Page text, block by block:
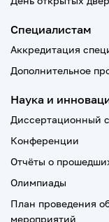
Специалистам
Аккредитация
Дополнительное
Наука и
Диссертационный
Конференции
Отчёты о
Олимпиады
План проведения
мероприятий